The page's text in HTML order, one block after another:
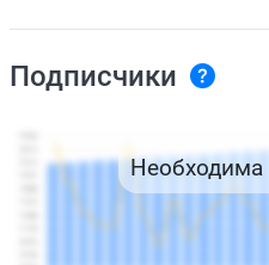
Подписчики
Необходима